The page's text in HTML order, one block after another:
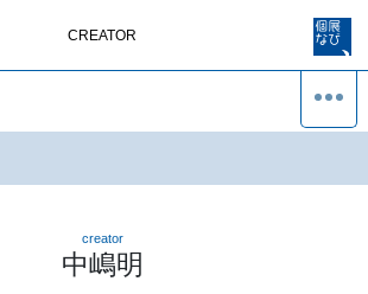
CREATOR
creator
中嶋明